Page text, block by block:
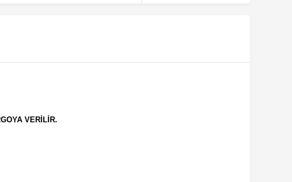
VERİLİR.